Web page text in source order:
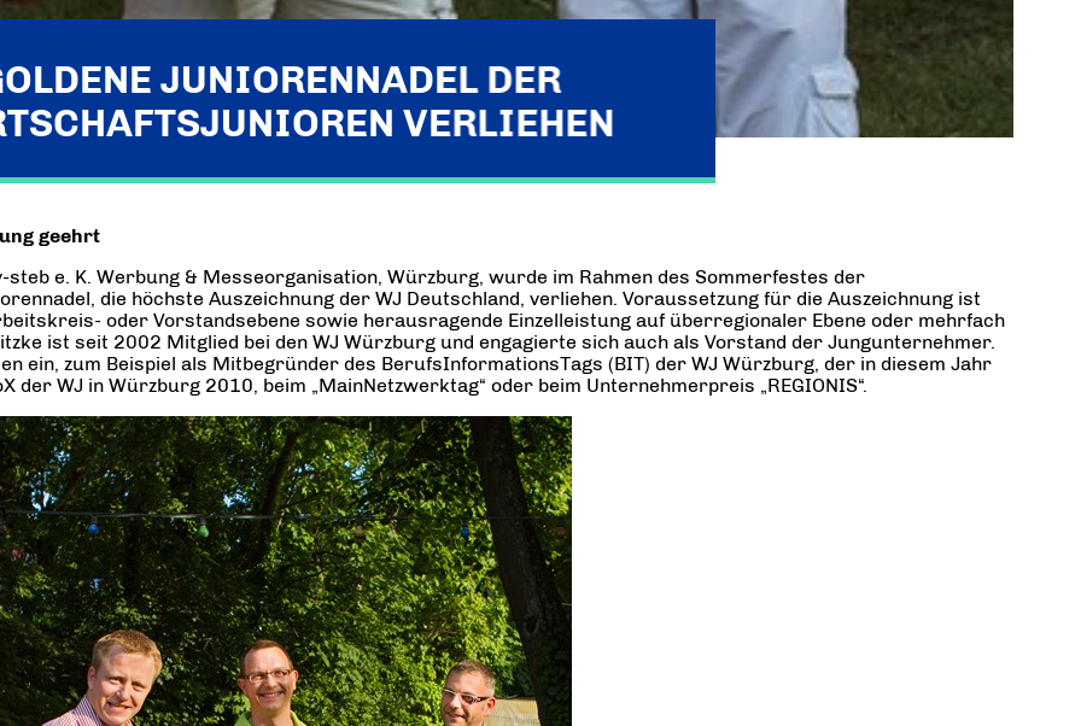
JUNIORENNADEL DER
VERLIEHEN
geehrt
e. K. Werbung & Messeorganisation, Würzburg, wurde im Rahmen des Sommerfestes der
die höchste Auszeichnung der WJ Deutschland, verliehen. Voraussetzung für die Auszeichnung ist
oder Vorstandsebene sowie herausragende Einzelleistung auf überregionaler Ebene oder mehrfach
ist seit 2002 Mitglied bei den WJ Würzburg und engagierte sich auch als Vorstand der Jungunternehmer.
ein, zum Beispiel als Mitbegründer des BerufsInformationsTags (BIT) der WJ Würzburg, der in diesem Jahr
WJ in Würzburg 2010, beim „MainNetzwerktag“ oder beim Unternehmerpreis „REGIONIS“.